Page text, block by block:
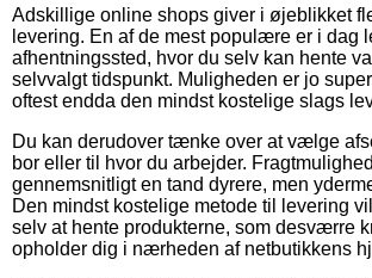
Adskillige online shops giver i øjeblikket
levering. En af de mest populære er i dag
afhentningssted, hvor du selv kan hente
selvvalgt tidspunkt. Muligheden er jo
oftest endda den mindst kostelige slags
Du kan derudover tænke over at vælge
bor eller til hvor du arbejder.
gennemsnitligt en tand dyrere, men
Den mindst kostelige metode til levering
selv at hente produkterne, som desværre
opholder dig i nærheden af netbutikkens